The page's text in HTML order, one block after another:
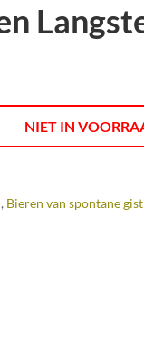
NIET IN
, Bieren van spontane